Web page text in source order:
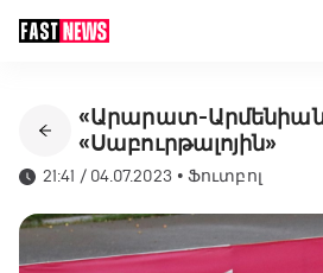
«Արարատ-
«Սաբուրթալոյին»
21:41 / 04.07.2023 •Ֆուտբոլ